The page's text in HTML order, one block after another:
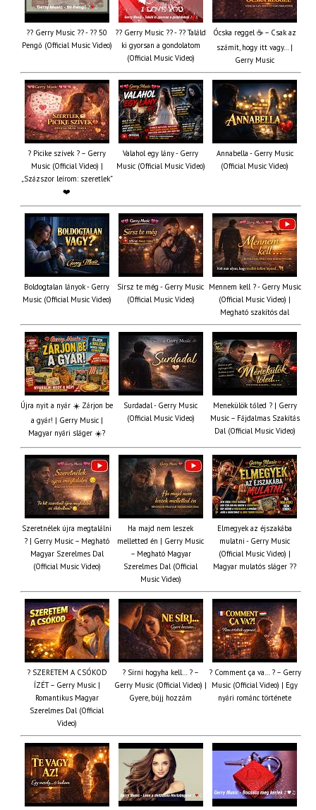
?? Gerry Music ?? - ?? 50
Pengő (Official Music Video)
?? Gerry Music ?? - ?? Találd
ki gyorsan a gondolatom
(Official Music Video)
Ócska reggel ☕ – Csak az
számít, hogy itt vagy… |
Gerry Music
? Picike szívek ? – Gerry
Music (Official Video) |
„Százszor leírom: szeretlek”
❤️
Valahol egy lány - Gerry
Music (Official Music Video)
Annabella - Gerry Music
(Official Music Video)
Boldogtalan lányok - Gerry
Music (Official Music Video)
Sírsz te még - Gerry Music
(Official Music Video)
Mennem kell ? - Gerry Music
(Official Music Video) |
Megható szakítós dal
Újra nyit a nyár ☀️ Zárjon be
a gyár! | Gerry Music |
Magyar nyári sláger ☀️?
Surdadal - Gerry Music
(Official Music Video)
Menekülök tőled ? | Gerry
Music – Fájdalmas Szakítás
Dal (Official Music Video)
Szeretnélek újra megtalálni
? | Gerry Music – Megható
Magyar Szerelmes Dal
(Official Music Video)
Ha majd nem leszek
melletted én | Gerry Music
– Megható Magyar
Szerelmes Dal (Official
Music Video)
Elmegyek az éjszakába
mulatni - Gerry Music
(Official Music Video) |
Magyar mulatós sláger ??
? SZERETEM A CSÓKOD
ÍZÉT – Gerry Music |
Romantikus Magyar
Szerelmes Dal (Official
Video)
? Sírni hogyha kell… ? –
Gerry Music (Official Video) |
Gyere, bújj hozzám
? Comment ça va… ? – Gerry
Music (Official Video) | Egy
nyári románc története